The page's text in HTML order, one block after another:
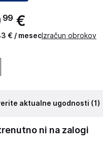
99 €
€ / mesec Izračun obrokov
aktualne ugodnosti (1)
ni na zalogi